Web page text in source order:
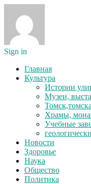
Sign in
Главная
Культура
Истории
Музеи,
Храмы,
Учебные
Новости
Здоровье
Наука
Общество
Политика